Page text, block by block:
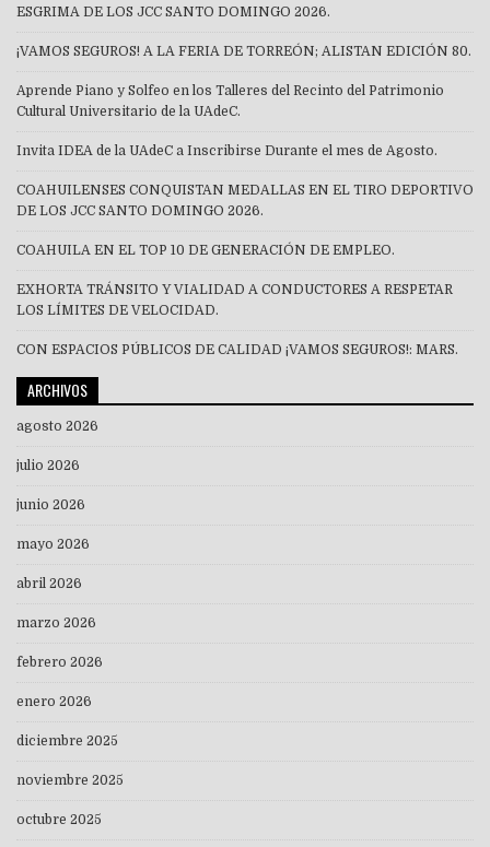
ESGRIMA DE LOS JCC SANTO DOMINGO 2026.
¡VAMOS SEGUROS! A LA FERIA DE TORREÓN; ALISTAN EDICIÓN 80.
Aprende Piano y Solfeo en los Talleres del Recinto del Patrimonio
Cultural Universitario de la UAdeC.
Invita IDEA de la UAdeC a Inscribirse Durante el mes de Agosto.
COAHUILENSES CONQUISTAN MEDALLAS EN EL TIRO DEPORTIVO
DE LOS JCC SANTO DOMINGO 2026.
COAHUILA EN EL TOP 10 DE GENERACIÓN DE EMPLEO.
EXHORTA TRÁNSITO Y VIALIDAD A CONDUCTORES A RESPETAR
LOS LÍMITES DE VELOCIDAD.
CON ESPACIOS PÚBLICOS DE CALIDAD ¡VAMOS SEGUROS!: MARS.
ARCHIVOS
agosto 2026
julio 2026
junio 2026
mayo 2026
abril 2026
marzo 2026
febrero 2026
enero 2026
diciembre 2025
noviembre 2025
octubre 2025